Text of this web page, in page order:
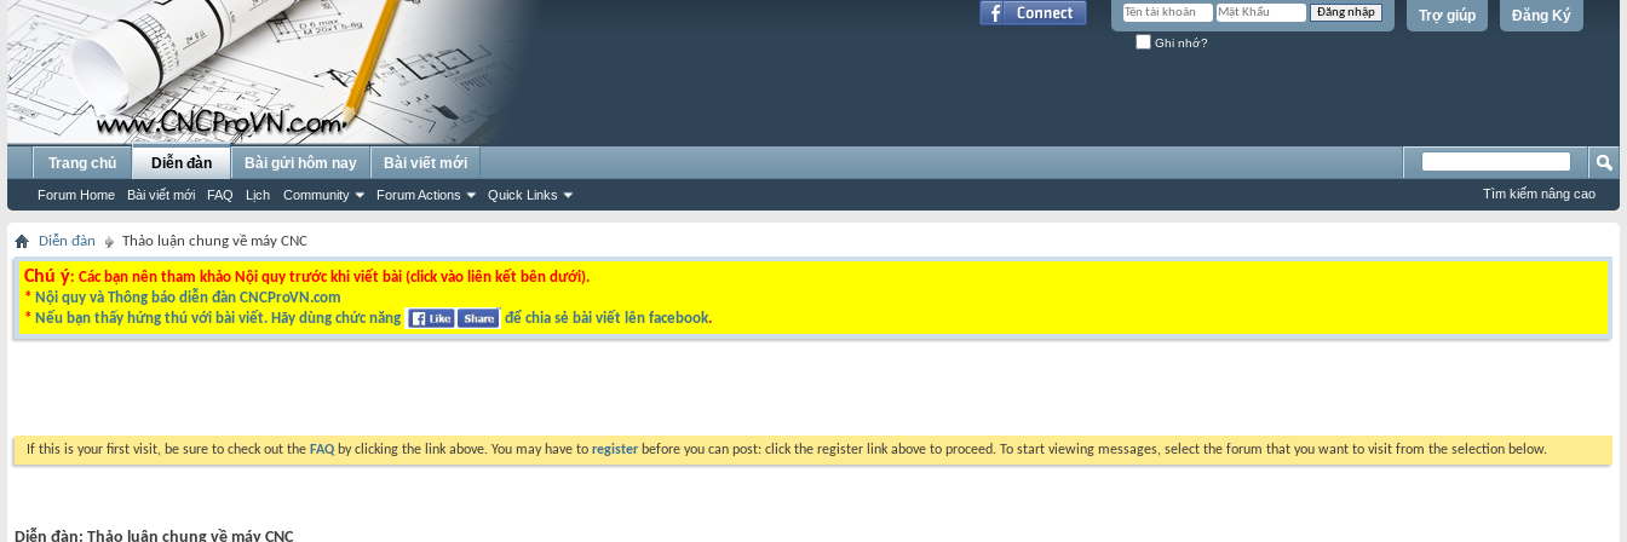
Đăng Ký
Trợ giúp
Ghi nhớ?
Trang chủ Diễn đàn
Forum Home Bài viết mới FAQ Lịch Community Forum Actions Quick Links
Bài gửi hôm nay Bài viết mới
Tìm kiếm nâng cao
Diễn đàn Thảo luận chung về máy CNC
Chú ý: Các bạn nên tham khảo Nội quy trước khi viết bài (click vào liên kết bên dưới).
* Nội quy và Thông báo diễn đàn CNCProVN.com
* Nếu bạn thấy hứng thú với bài viết. Hãy dùng chức năng để chia sẻ bài viết lên facebook.
If this is your first visit, be sure to check out the FAQ by clicking the link above. You may have to register before you can post: click the register link above to proceed. To start viewing messages, select the forum that you want to visit from the selection below.
Diễn đàn: Thảo luận chung về máy CNC